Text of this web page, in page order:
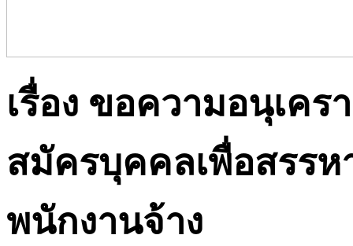
เรื่อง ขอความอนุเค
สมัครบุคคลเพื่อสรรห
พนักงานจ้าง